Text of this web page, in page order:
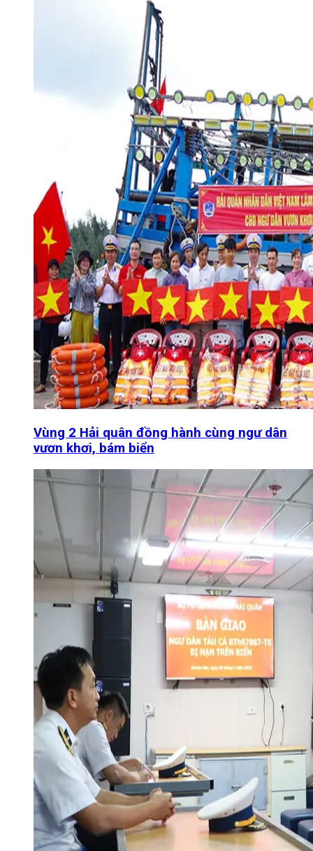
Vùng 2 Hải quân đồng hành cùng ngư dân
vươn khơi, bám biển